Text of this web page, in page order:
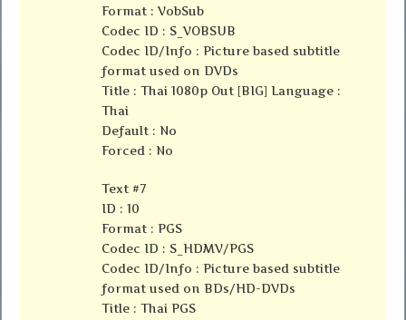
Format : VobSub
Codec ID : S_VOBSUB
Codec ID/Info : Picture based subtitle
format used on DVDs
Title : Thai 1080p Out [BIG] Language :
Thai
Default : No
Forced : No
Text #7
ID : 10
Format : PGS
Codec ID : S_HDMV/PGS
Codec ID/Info : Picture based subtitle
format used on BDs/HD-DVDs
Title : Thai PGS